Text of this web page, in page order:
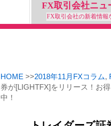
FX取引会社ニュ
FX取引会社の新着情報
HOME >>2018年11月FXコラム,
券が[LIGHTFX]をリリース！お
中！